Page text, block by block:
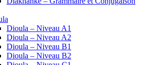
Dioula – Niveau A1
Dioula – Niveau A2
Dioula – Niveau B1
Dioula – Niveau B2